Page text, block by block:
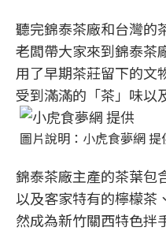
聽完錦泰茶廠和台灣的
老闆帶大家來到錦泰茶
用了早期茶莊留下的文
受到滿滿的「茶」味以
圖片說明：小虎食夢網 提
錦泰茶廠主產的茶葉包
以及客家特有的檸檬茶
然成為新竹關西特色拌